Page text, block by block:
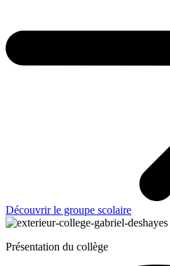
Découvrir le groupe scolaire
Présentation du collège